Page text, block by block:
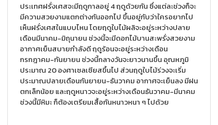
ประเทศฝรั่งเศสจะมีฤดูกาลอยู่ 4 ฤดูด้วยกัน ซึ่งแต่ละช่วงก็จะ
มีความสวยงามแตกต่างกันออกไป ขึ้นอยู่กับว่าใครอยากไป
เห็นฝรั่งเศสในแบบไหน โดยฤดูใบไม้ผลิจะอยู่ระหว่างปลาย
เดือนมีนาคม-มิถุนายน ช่วงนี้จะมีดอกไม้บานสะพรั่งสวยงาม
อากาศเย็นสบายกำลังดี ฤดูร้อนจะอยู่ระหว่างเดือน
กรกฎาคม-กันยายน ช่วงนี้กลางวันจะยาวนานขึ้น อุณหภูมิ
ประมาณ 20 องศาเซลเซียสขึ้นไป ส่วนฤดูใบไม้ร่วงจะเริ่ม
ประมาณปลายเดือนกันยายน-ธันวาคม อากาศจะเย็นลง มีฝน
ตกเล็กน้อย และฤดูหนาวจะอยู่ระหว่างเดือนธันวาคม-มีนาคม
ช่วงนี้มีหิมะ ก็ต้องเตรียมเสื้อกันหนาวหนา ๆ ไปด้วย